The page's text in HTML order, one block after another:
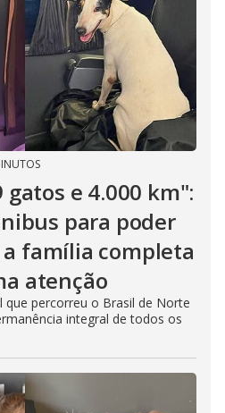
e
gatos e 4.000 km":
para poder
família completa
atenção
que percorreu o Brasil de Norte
integral de todos os